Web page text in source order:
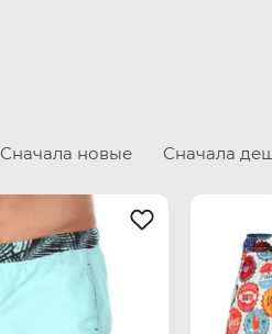
По любым интересующим
Сначала новые Сначала